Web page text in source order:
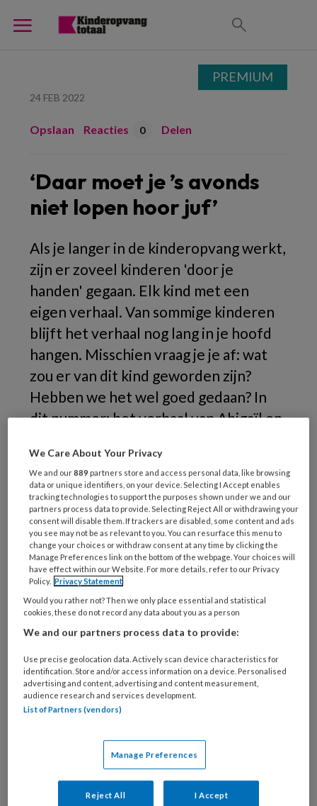
24 FEB 2022
Opslaan Reacties 0 Delen
‘Daar moet je ’s avonds
niet lopen hoor juf’
Als je langer in de kinderopvang werkt,
zijn er zoveel kinderen 'door je
handen' gegaan. Elk kind met een
eigen verhaal. Van sommige kinderen
blijft het verhaal nog lang in je hoofd
hangen. Misschien vraag je je af: wat
zou er van dit kind geworden zijn?
Hebben we het wel goed gedaan? In
dit nummer: het verhaal van Abigaïl en
Wat
REGISTREREN
Wil je dit artikel lezen?
Maak gratis een account aan en lees 2
artikelen gratis per maand
Al een account of abonnement?Log dan in
Wat
is
wachtwoord*
*
PREMIUM
We Care About Your Privacy
We and our889 partners store and access personal data, like browsing
data or unique identifiers, on your device. Selecting I Accept enables
tracking technologies to support the purposes shown under we and our
partners process data to provide. Selecting Reject All or withdrawing your
consent will disable them. If trackers are disabled, some content and ads
you see may not be as relevant to you. You can resurface this menu to
change your choices or withdraw consent at any time by clicking the
Manage Preferences link on the bottom of the webpage. Your choices will
have effect within our Website. For more details, refer to our Privacy
Policy. Privacy Statement
Would you rather not? Then we only place essential and statistical
cookies, these do not record any data about you as a person
We and our partners process data to provide:
Use precise geolocation data. Actively scan device characteristics for
identification. Store and/or access information on a device. Personalised
advertising and content, advertising and content measurement,
audience research and services development.
List of Partners (vendors)
Manage Preferences
Reject All I Accept